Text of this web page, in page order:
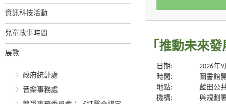
資訊科技活動
兒童故事時間
展覽
政府統計處
音樂事務處
「推動未來
日期:
2026年
時間:
圖書館
地點:
藍田公
機構:
與規劃